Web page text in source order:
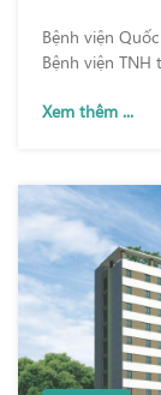
Bệnh viện
Bệnh viện TNH
Xem thêm ...